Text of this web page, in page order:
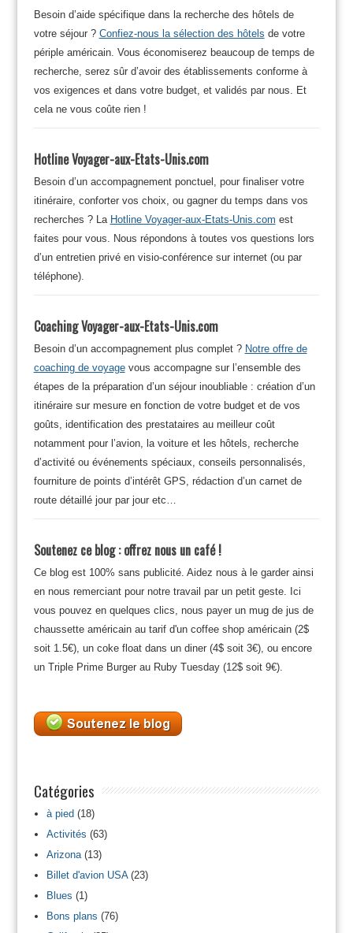
Besoin d’aide spécifique dans la recherche des hôtels de
votre séjour ? Confiez-nous la sélection des hôtels de votre
périple américain. Vous économiserez beaucoup de temps de
recherche, serez sûr d’avoir des établissements conforme à
vos exigences et dans votre budget, et validés par nous. Et
cela ne vous coûte rien !
Hotline Voyager-aux-Etats-Unis.com
Besoin d’un accompagnement ponctuel, pour finaliser votre
itinéraire, conforter vos choix, ou gagner du temps dans vos
recherches ? La Hotline Voyager-aux-Etats-Unis.com est
faites pour vous. Nous répondons à toutes vos questions lors
d’un entretien privé en visio-conférence sur internet (ou par
téléphone).
Coaching Voyager-aux-Etats-Unis.com
Besoin d’un accompagnement plus complet ? Notre offre de
coaching de voyagevous accompagne sur l’ensemble des
étapes de la préparation d’un séjour inoubliable : création d’un
itinéraire sur mesure en fonction de votre budget et de vos
goûts, identification des prestataires au meilleur coût
notamment pour l’avion, la voiture et les hôtels, recherche
d’activité ou événements spéciaux, conseils personnalisés,
fourniture de points d’intérêt GPS, rédaction d’un carnet de
route détaillé jour par jour etc…
Soutenez ce blog : offrez nous un café !
Ce blog est 100% sans publicité. Aidez nous à le garder ainsi
en nous remerciant pour notre travail par un petit geste. Ici
vous pouvez en quelques clics, nous payer un mug de jus de
chaussette américain au tarif d'un coffee shop américain (2$
soit 1.5€), un coke float dans un diner (4$ soit 3€), ou encore
un Triple Prime Burger au Ruby Tuesday (12$ soit 9€).
Catégories
à pied(18)
Activités (63)
Arizona(13)
Billet d'avion USA(23)
Blues (1)
Bons plans (76)